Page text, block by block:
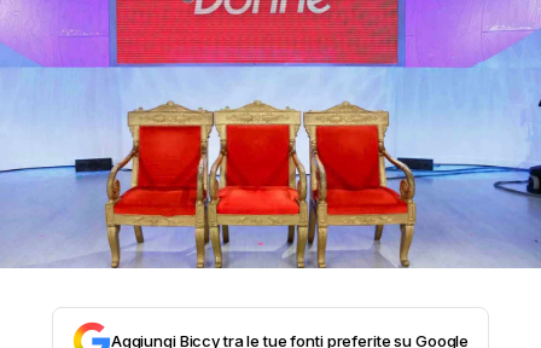
Aggiungi Biccy tra le tue fonti preferite su Google